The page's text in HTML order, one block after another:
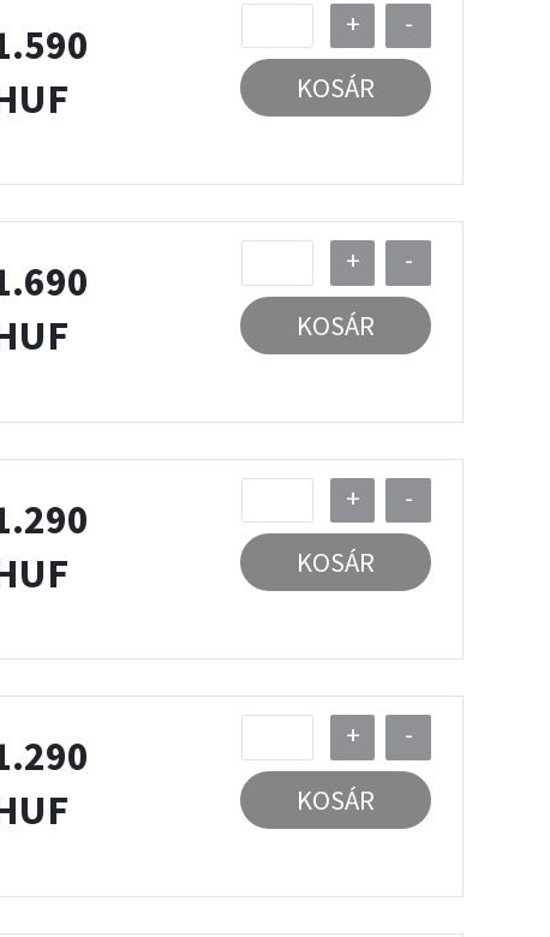
+
-
KOSÁR
+
-
KOSÁR
+
-
KOSÁR
+
-
KOSÁR